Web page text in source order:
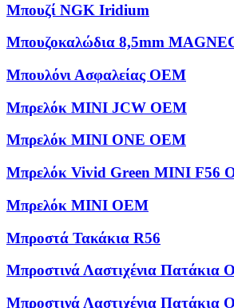
Μπουζί NGK Iridium
Μπουζοκαλώδια 8,5mm
Μπουλόνι Ασφαλείας OEM
Μπρελόκ MINI JCW OEM
Μπρελόκ MINI ONE OEM
Μπρελόκ Vivid Green MINI F56
Μπρελόκ ΜΙΝΙ OEM
Μπροστά Τακάκια R56
Μπροστινά Λαστιχένια Πατάκια
Μπροστινά Λαστιχένια Πατάκια